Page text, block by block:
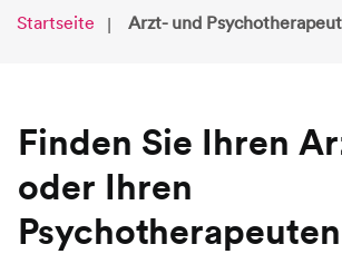
Startseite Arzt- und
Finden Sie Ihren
oder Ihren
Psychotherapeuten